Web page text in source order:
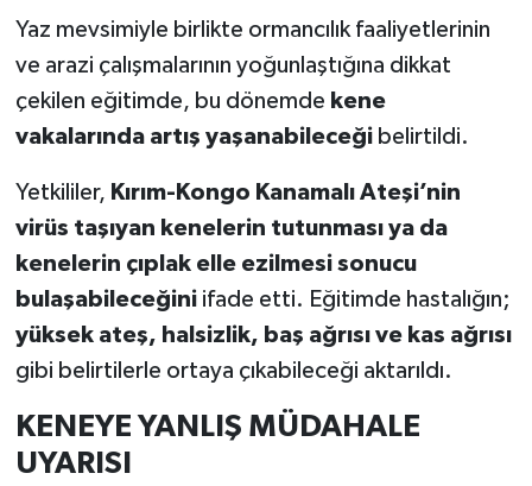
Yaz mevsimiyle birlikte ormancılık faaliyetlerinin
ve arazi çalışmalarının yoğunlaştığına dikkat
çekilen eğitimde, bu dönemde kene
vakalarında artış yaşanabileceğibelirtildi.
Yetkililer, Kırım-Kongo Kanamalı Ateşi’nin
virüs taşıyan kenelerin tutunması ya da
kenelerin çıplak elle ezilmesi sonucu
bulaşabileceğiniifade etti. Eğitimde hastalığın;
yüksek ateş, halsizlik, baş ağrısı ve kas ağrısı
gibi belirtilerle ortaya çıkabileceği aktarıldı.
KENEYE YANLIŞ MÜDAHALE
UYARISI